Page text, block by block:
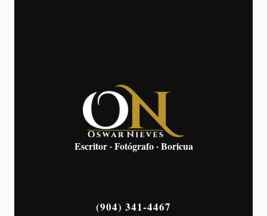
Escritor · Fotógrafo · Boricua
(904) 341-4467